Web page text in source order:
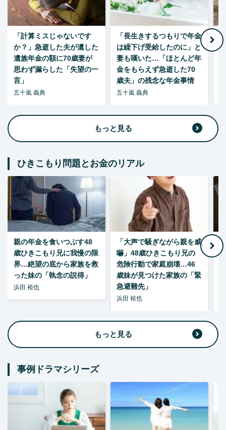
「計算ミスじゃないです
か？」急逝した夫が遺した
遺族年金の額に70歳妻が
思わず漏らした「失望の一
言」
五十嵐 義典
「長生きするつもりで年金
は繰下げ受給したのに」と
妻も嘆いた…「ほとんど年
金をもらえず急逝した70
歳夫」の残念な年金事情
五十嵐 義典
もっと見る
ひきこもり問題とお金のリアル
親の年金を食いつぶす48
歳ひきこもり兄に我慢の限
界…絶望の底から家族を救
った妹の「執念の説得」
浜田 裕也
「大声で騒ぎながら親を威
嚇」48歳ひきこもり兄の
危険行動で家庭崩壊…46
歳妹が見つけた家族の「緊
急避難先」
浜田 裕也
もっと見る
事例ドラマシリーズ